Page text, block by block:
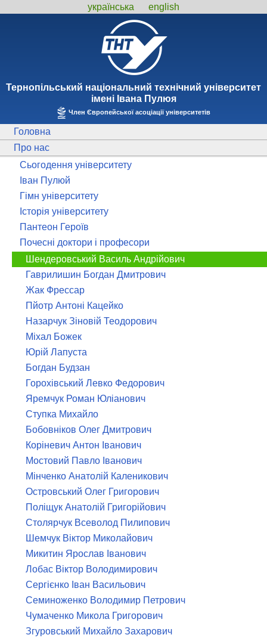
українська english
Тернопiльський національний технiчний унiверситет
iменi Iвана Пулюя
Член Європейської асоціації університетів
Головна
Про нас
Сьогодення університету
Іван Пулюй
Гімн університету
Історія університету
Пантеон Героїв
Почесні доктори і професори
Шендеровський Василь Андрійович
Гаврилишин Богдан Дмитрович
Жак Фрессар
Пйотр Антоні Кацейко
Назарчук Зіновій Теодорович
Міхал Божек
Юрій Лапуста
Богдан Будзан
Горохівський Левко Федорович
Яремчук Роман Юліанович
Ступка Михайло
Бобовніков Олег Дмитрович
Коріневич Антон Іванович
Мостовий Павло Іванович
Мінченко Анатолій Каленикович
Островський Олег Григорович
Поліщук Анатолій Григорійович
Столярчук Всеволод Пилипович
Шемчук Віктор Миколайович
Микитин Ярослав Іванович
Лобас Віктор Володимирович
Сергієнко Іван Васильович
Семиноженко Володимир Петрович
Чумаченко Микола Григорович
Згуровський Михайло Захарович